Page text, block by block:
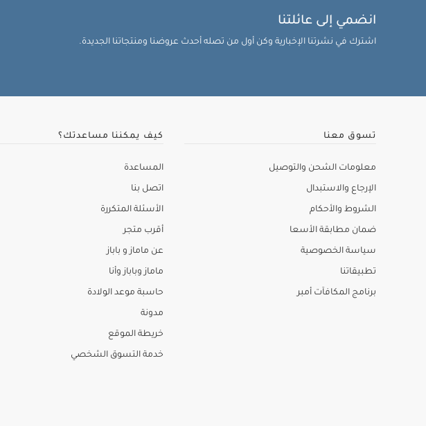
انضمي إلى عائلتنا
اشترك في نشرتنا الإخبارية وكن أول من تصله أحدث عروضنا ومنتجاتنا الجديدة.
تسوق معنا
معلومات الشحن والتوصيل
الإرجاع والاستبدال
الشروط والأحكام
ضمان مطابقة الأسعا
سياسة الخصوصية
تطبيقاتنا
برنامج المكافآت أمبر
كيف يمكننا مساعدتك؟
المساعدة
اتصل بنا
الأسئلة المتكررة
أقرب متجر
عن ماماز و باباز
ماماز وباباز وأنا
حاسبة موعد الولادة
مدونة
خريطة الموقع
خدمة التسوق الشخصي